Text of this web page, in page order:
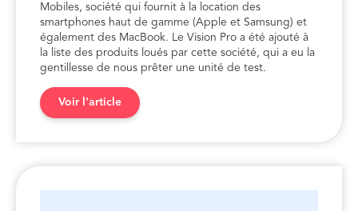
Mobiles, société qui fournit à la location des
smartphones haut de gamme (Apple et Samsung) et
également des MacBook. Le Vision Pro a été ajouté à
la liste des produits loués par cette société, qui a eu la
gentillesse de nous prêter une unité de test.
Voir l'article